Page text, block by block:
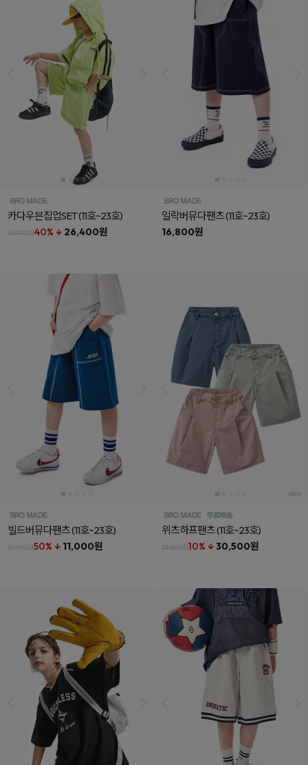
카다우븐집업SET(11호~23호)
43,900원40% ↓ 26,400원
일락버뮤다팬츠(11호~23호)
16,800원
빌드버뮤다팬츠(11호~23호)
21,900원50% ↓ 11,000원
위츠하프팬츠(11호~23호)
33,800원10% ↓ 30,500원